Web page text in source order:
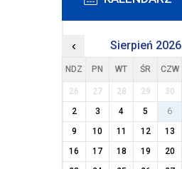
‹ Sierpień 2026
NDZ PN WT ŚR CZW
26 27 28 29 30
2
3 4 5 6
9
10 11 12 13
16
17 18 19 20